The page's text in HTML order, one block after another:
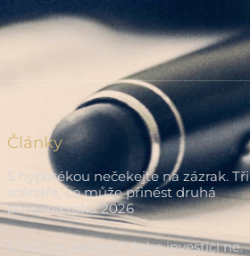
Články
S hypotékou nečekejte na zázrak. Tři
scénáře, co může přinést druhá
polovina roku 2026
Chytit je všechny? Jako investici ne.